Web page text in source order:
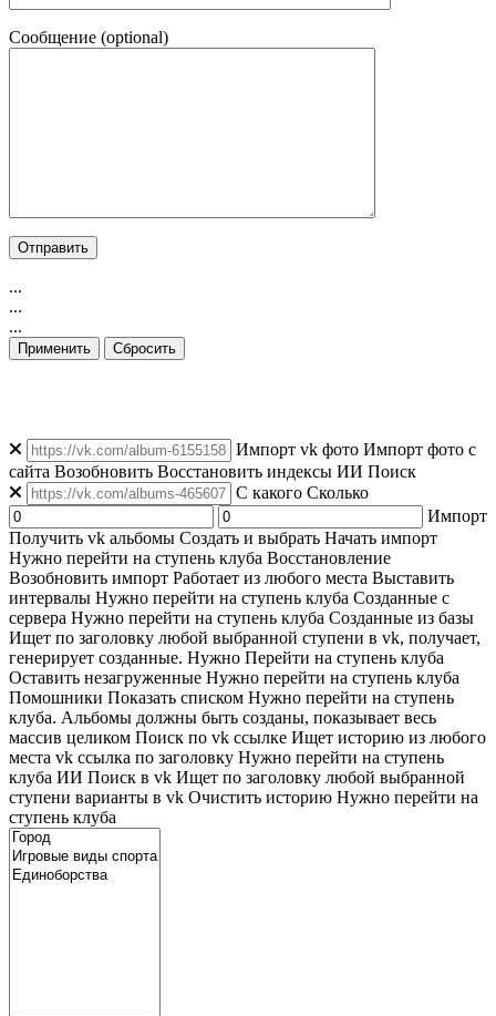
Сообщение (optional)
...
...
...
Применить Сбросить
Импорт vk фото Импорт фото с
сайта Возобновить Восстановить индексы ИИ Поиск
C какого Сколько
Импорт
Получить vk альбомы Создать и выбрать Начать импорт
Нужно перейти на ступень клуба Восстановление
Возобновить импорт Работает из любого места Выставить
интервалы Нужно перейти на ступень клуба Созданные с
сервера Нужно перейти на ступень клуба Созданные из базы
Ищет по заголовку любой выбранной ступени в vk, получает,
генерирует созданные. Нужно Перейти на ступень клуба
Оставить незагруженные Нужно перейти на ступень клуба
Помошники Показать списком Нужно перейти на ступень
клуба. Альбомы должны быть созданы, показывает весь
массив целиком Поиск по vk ссылке Ищет историю из любого
места vk ссылка по заголовку Нужно перейти на ступень
клуба ИИ Поиск в vk Ищет по заголовку любой выбранной
ступени варианты в vk Очистить историю Нужно перейти на
ступень клуба